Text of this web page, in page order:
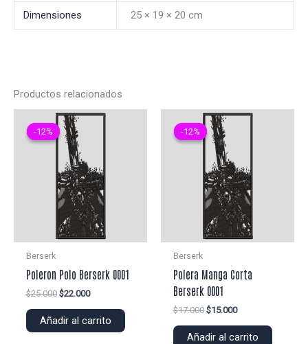
Dimensiones 25 × 19 × 20 cm
Productos relacionados
-12%
-12%
Berserk
Poleron Polo Berserk 0001
$25.000 El
original
$22.000El
actual
Añadir al carrito
-12%
-12%
Berserk
Polera Manga Corta
Berserk 0001
$17.000 El
original
$15.000El
actual
Añadir al carrito